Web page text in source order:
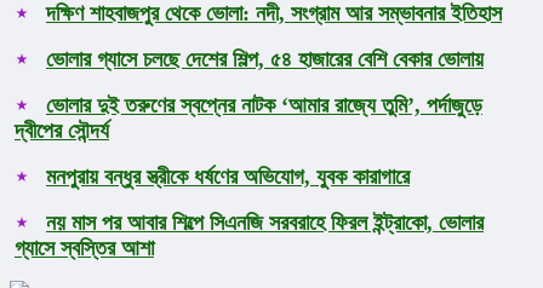
দক্ষিণ শাহবাজপুর থেকে ভোলা: নদী, সংগ্রাম আর সম্ভাবনার ইতিহাস
ভোলার গ্যাসে চলছে দেশের শিল্প, ৫৪ হাজারের বেশি বেকার ভোলায়
ভোলার দুই তরুণের স্বপ্নের নাটক ‘আমার রাজ্যে তুমি’, পর্দাজুড়ে
দ্বীপের সৌন্দর্য
মনপুরায় বন্ধুর স্ত্রীকে ধর্ষণের অভিযোগ, যুবক কারাগারে
নয় মাস পর আবার শিল্পে সিএনজি সরবরাহে ফিরল ইন্ট্রাকো, ভোলার
গ্যাসে স্বস্তির আশা